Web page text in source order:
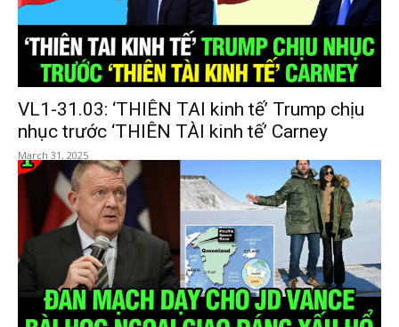
VL1-31.03: ‘THIÊN TAI kinh tế’ Trump chịu
nhục trước ‘THIÊN TÀI kinh tế’ Carney
March 31, 2025